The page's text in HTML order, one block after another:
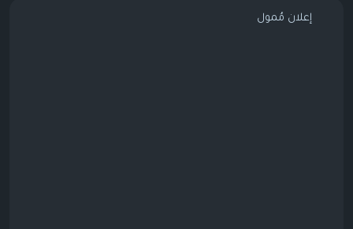
إعلان مُمول